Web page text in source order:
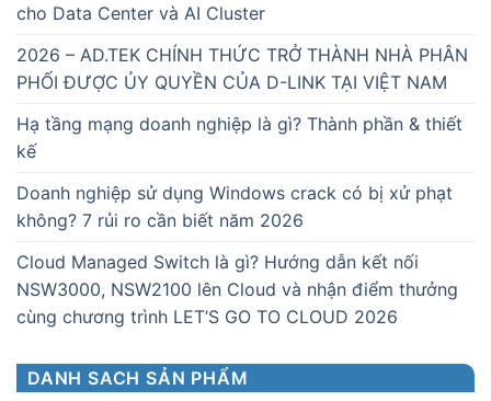
cho Data Center và AI Cluster
2026 – AD.TEK CHÍNH THỨC TRỞ THÀNH NHÀ PHÂN
PHỐI ĐƯỢC ỦY QUYỀN CỦA D-LINK TẠI VIỆT NAM
Hạ tầng mạng doanh nghiệp là gì? Thành phần & thiết
kế
Doanh nghiệp sử dụng Windows crack có bị xử phạt
không? 7 rủi ro cần biết năm 2026
Cloud Managed Switch là gì? Hướng dẫn kết nối
NSW3000, NSW2100 lên Cloud và nhận điểm thưởng
cùng chương trình LET’S GO TO CLOUD 2026
DANH SACH SẢN PHẨM